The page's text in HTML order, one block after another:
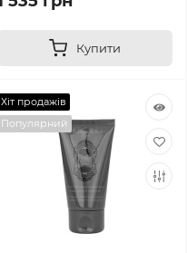
Купити
Хіт продажів
Популярний